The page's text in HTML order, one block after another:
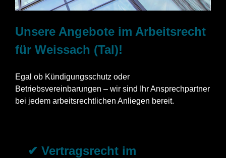
Unsere Angebote im Arbeitsrecht
für Weissach (Tal)!
Egal ob Kündigungsschutz oder
Betriebsvereinbarungen – wir sind Ihr Ansprechpartner
bei jedem arbeitsrechtlichen Anliegen bereit.
✔ Vertragsrecht im